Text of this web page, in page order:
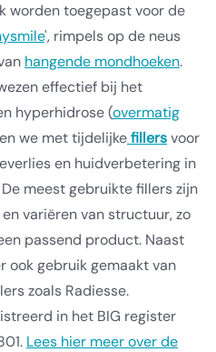
worden toegepast voor de
', rimpels op de neus
hangende mondhoeken.
effectief bij het
hyperhidrose (overmatig
we met tijdelijkefillersvoor
en huidverbetering in
meest gebruikte fillers zijn
variëren van structuur, zo
passend product. Naast
ook gebruik gemaakt van
zoals Radiesse.
in het BIG register
Lees hier meer over de